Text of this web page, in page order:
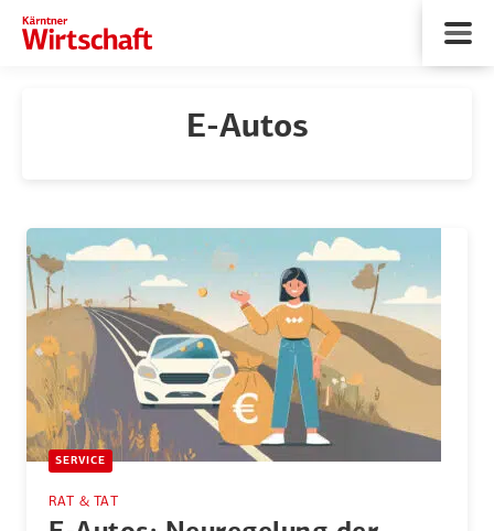
E-Autos
SERVICE
RAT & TAT